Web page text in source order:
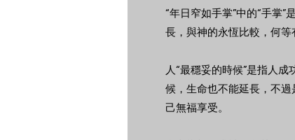
“年日窄如手掌”中的“手掌
長，與神的永恆比較，何等
人“最穩妥的時候”是指人
候，生命也不能延長，不
己無福享受。